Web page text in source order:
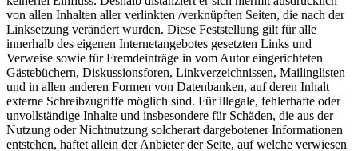
von allen Inhalten aller verlinkten /verknüpften Seiten, die nach der
Linksetzung verändert wurden. Diese Feststellung gilt für alle
innerhalb des eigenen Internetangebotes gesetzten Links und
Verweise sowie für Fremdeinträge in vom Autor eingerichteten
Gästebüchern, Diskussionsforen, Linkverzeichnissen, Mailinglisten
und in allen anderen Formen von Datenbanken, auf deren Inhalt
externe Schreibzugriffe möglich sind. Für illegale, fehlerhafte oder
unvollständige Inhalte und insbesondere für Schäden, die aus der
Nutzung oder Nichtnutzung solcherart dargebotener Informationen
entstehen, haftet allein der Anbieter der Seite, auf welche verwiesen